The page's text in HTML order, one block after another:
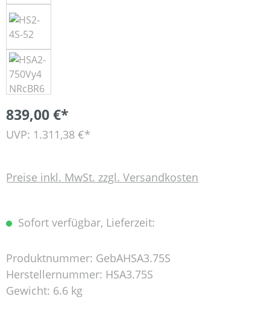
839,00 €*
UVP: 1.311,38 €*
Preise inkl. MwSt. zzgl. Versandkosten
Sofort verfügbar, Lieferzeit:
Produktnummer: GebAHSA3.75S
Herstellernummer: HSA3.75S
Gewicht: 6.6 kg